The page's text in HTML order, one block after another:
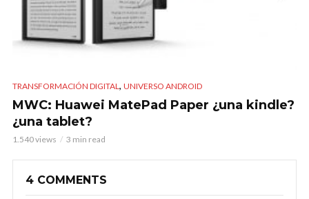
TRANSFORMACIÓN DIGITAL, UNIVERSO ANDROID
MWC: Huawei MatePad Paper ¿una kindle?
¿una tablet?
1.540 views 3 min read
4 COMMENTS